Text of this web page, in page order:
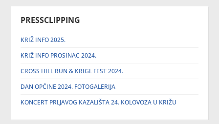
PRESSCLIPPING
KRIŽ INFO 2025.
KRIŽ INFO PROSINAC 2024.
CROSS HILL RUN & KRIGL FEST 2024.
DAN OPĆINE 2024. FOTOGALERIJA
KONCERT PRLJAVOG KAZALIŠTA 24. KOLOVOZA U KRIŽU